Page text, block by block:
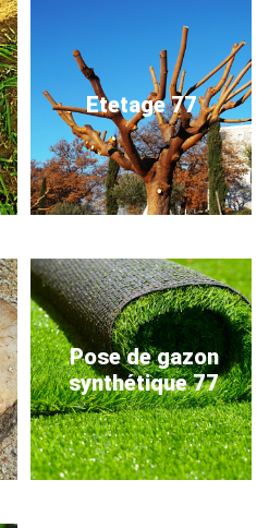
Etetage 77
Pose de gazon
synthétique 77